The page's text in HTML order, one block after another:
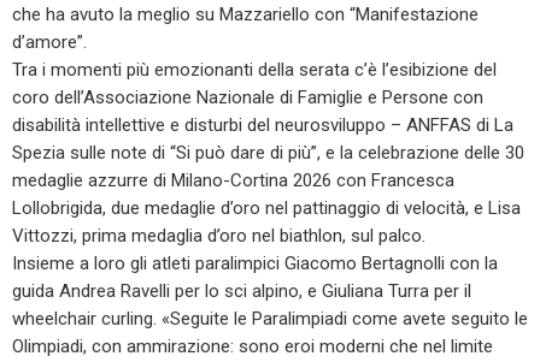
che ha avuto la meglio su Mazzariello con “Manifestazione
d’amore”.
Tra i momenti più emozionanti della serata c’è l’esibizione del
coro dell’Associazione Nazionale di Famiglie e Persone con
disabilità intellettive e disturbi del neurosviluppo – ANFFAS di La
Spezia sulle note di “Si può dare di più”, e la celebrazione delle 30
medaglie azzurre di Milano-Cortina 2026 con Francesca
Lollobrigida, due medaglie d’oro nel pattinaggio di velocità, e Lisa
Vittozzi, prima medaglia d’oro nel biathlon, sul palco.
Insieme a loro gli atleti paralimpici Giacomo Bertagnolli con la
guida Andrea Ravelli per lo sci alpino, e Giuliana Turra per il
wheelchair curling. «Seguite le Paralimpiadi come avete seguito le
Olimpiadi, con ammirazione: sono eroi moderni che nel limite